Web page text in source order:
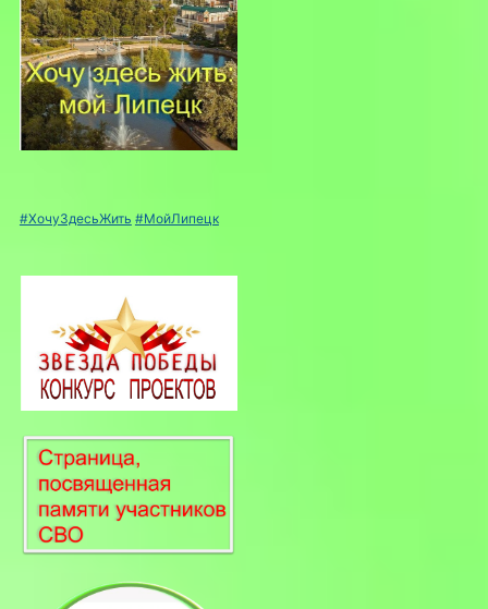
#ХочуЗдесьЖить #МойЛипецк